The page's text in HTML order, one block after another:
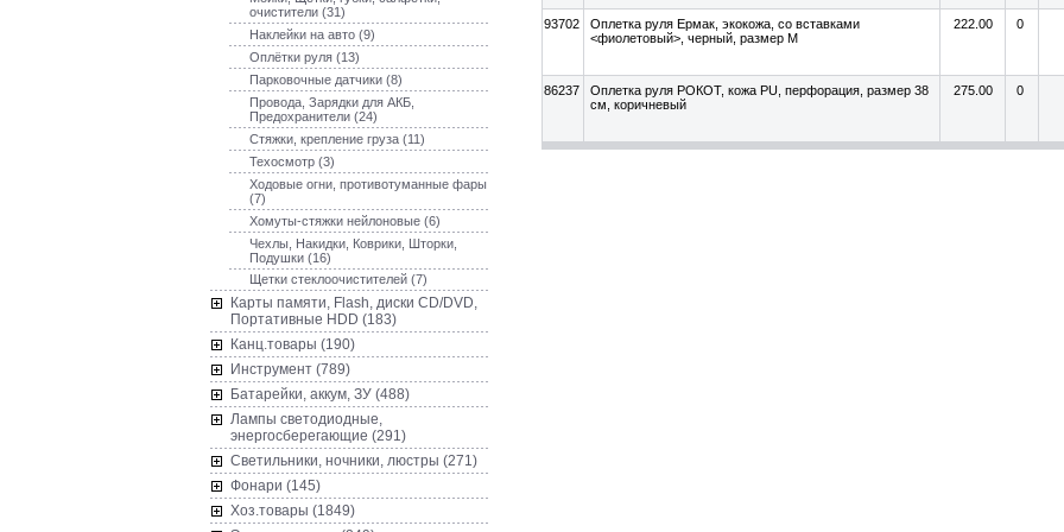
очистители (31)
Наклейки на авто (9)
Оплётки руля (13)
Парковочные датчики (8)
Провода, Зарядки для АКБ,
Предохранители (24)
Стяжки, крепление груза (11)
Техосмотр (3)
Ходовые огни, противотуманные фары
(7)
Хомуты-стяжки нейлоновые (6)
Чехлы, Накидки, Коврики, Шторки,
Подушки (16)
Щетки стеклоочистителей (7)
Карты памяти, Flash, диски CD/DVD,
Портативные HDD (183)
Канц.товары (190)
Инструмент (789)
Батарейки, аккум, ЗУ (488)
Лампы светодиодные,
энергосберегающие (291)
Светильники, ночники, люстры (271)
Фонари (145)
Хоз.товары (1849)
93702
Оплетка руля Ермак, экокожа, со вставками
<фиолетовый>, черный, размер М
222.00 0
86237
Оплетка руля РОКОТ, кожа PU, перфорация, размер 38
см, коричневый
275.00 0